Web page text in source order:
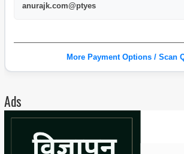
anurajk.com@ptyes
More Payment Options / Scan
Ads